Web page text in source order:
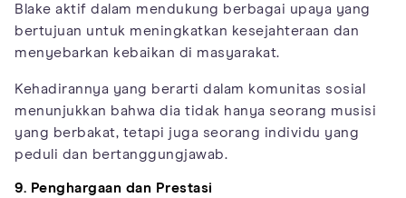
Blake aktif dalam mendukung berbagai upaya yang
bertujuan untuk meningkatkan kesejahteraan dan
menyebarkan kebaikan di masyarakat.
Kehadirannya yang berarti dalam komunitas sosial
menunjukkan bahwa dia tidak hanya seorang musisi
yang berbakat, tetapi juga seorang individu yang
peduli dan bertanggungjawab.
9. Penghargaan dan Prestasi